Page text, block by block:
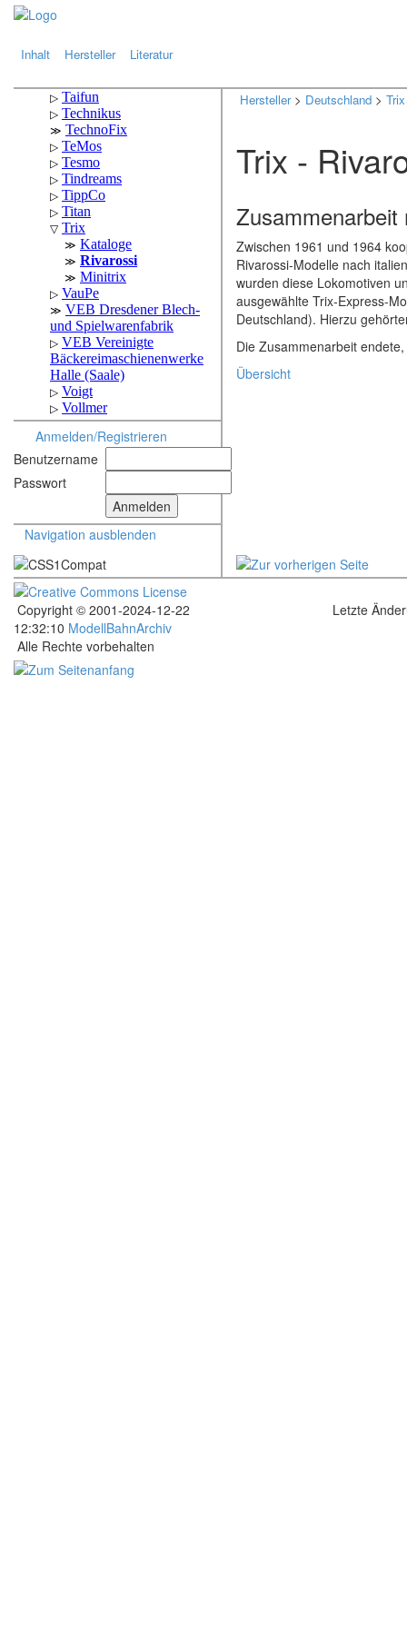
Inhalt Hersteller Literatur
Anmelden/Registrieren
Benutzername
Passwort
Navigation ausblenden
Hersteller> Deutschland > Trix
Trix -
Zwischen 1961 und 1964
Rivarossi-Modelle nach
wurden diese Lokomotiven
ausgewählte Trix-Express-
Deutschland). Hierzu
Die Zusammenarbeit
Übersicht
Copyright © 2001-2024-12-22
12:32:10 ModellBahnArchiv
Letzte
Alle Rechte vorbehalten